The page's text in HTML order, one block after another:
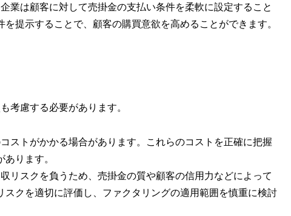
業は顧客に対して売掛金の支払い条件を柔軟に設定すること
提示することで、顧客の購買意欲を高めることができます。
考慮する必要があります。
ストがかかる場合があります。これらのコストを正確に把握
ります。
リスクを負うため、売掛金の質や顧客の信用力などによって
クを適切に評価し、ファクタリングの適用範囲を慎重に検討